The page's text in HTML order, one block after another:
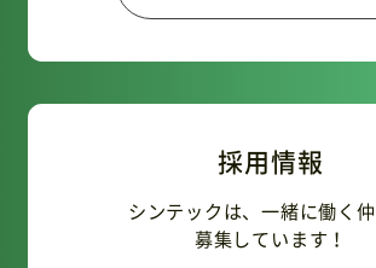
採用情報
シンテックは、一緒に働く
募集しています！